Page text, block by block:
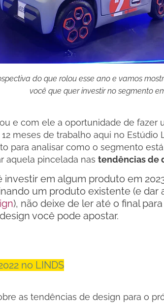
do que rolou esse ano e vamos
você que quer investir no segmento
e com ele a oportunidade de fazer
meses de trabalho aqui no Estúdio
para analisar como o segmento
aquela pincelada nas tendências de
investir em algum produto em
um produto existente (e dar
), não deixe de ler até o final
você pode apostar.
no LINDS
as tendências de design para o